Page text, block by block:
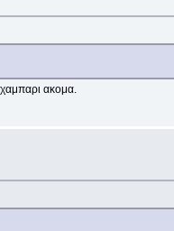
χαμπαρι ακομα.